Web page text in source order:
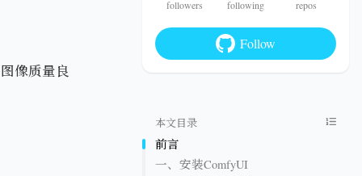
像质量良
followers following repos
Follow
本文目录
前言
一、安装ComfyUI